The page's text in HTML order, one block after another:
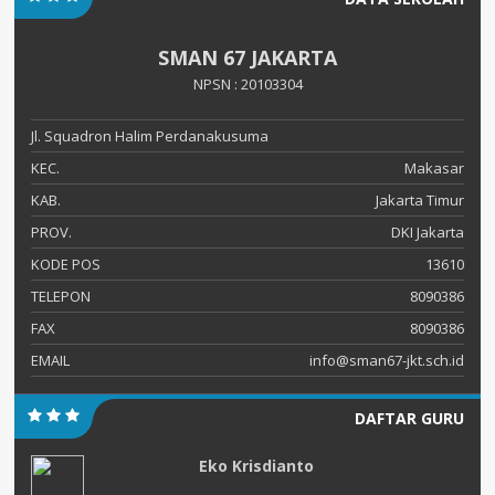
SMAN 67 JAKARTA
NPSN : 20103304
Jl. Squadron Halim Perdanakusuma
KEC.
Makasar
KAB.
Jakarta Timur
PROV.
DKI Jakarta
KODE POS
13610
TELEPON
8090386
FAX
8090386
EMAIL
info@sman67-jkt.sch.id
DAFTAR GURU
Eko Krisdianto